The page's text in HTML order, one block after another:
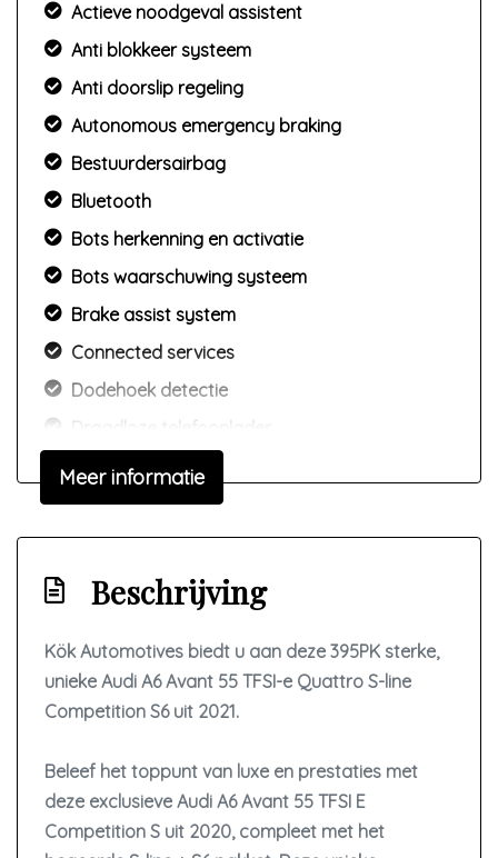
Actieve noodgeval assistent
Anti blokkeer systeem
Anti doorslip regeling
Autonomous emergency braking
Bestuurdersairbag
Bluetooth
Bots herkenning en activatie
Bots waarschuwing systeem
Brake assist system
Connected services
Dodehoek detectie
Draadloze telefoonlader
Elektrisch bedienbare achterklep met
Geluidsisolerend glas
Hoofd airbag(s) achter
Hoofd airbag(s) voor
Keyless start
Kruisend verkeer detectie
Lichtmetalen velgen 5-spaaks 20"
Matrix led koplampen
Meer informatie
Beschrijving
Kök Automotives biedt u aan deze 395PK sterke,
unieke Audi A6 Avant 55 TFSI-e Quattro S-line
Competition S6 uit 2021.
Beleef het toppunt van luxe en prestaties met
deze exclusieve Audi A6 Avant 55 TFSI E
Competition S uit 2020, compleet met het